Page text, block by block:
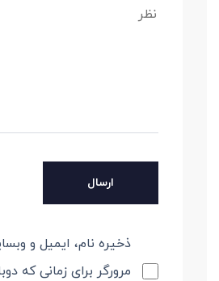
ذخیره نام، ایمیل و
مرورگر برای زمانی که